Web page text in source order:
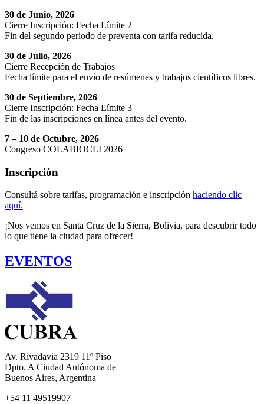
30 de Junio, 2026
Cierre Inscripción: Fecha Límite 2
Fin del segundo periodo de preventa con tarifa reducida.
30 de Julio, 2026
Cierre Recepción de Trabajos
Fecha límite para el envío de resúmenes y trabajos científicos libres.
30 de Septiembre, 2026
Cierre Inscripción: Fecha Límite 3
Fin de las inscripciones en línea antes del evento.
7 – 10 de Octubre, 2026
Congreso COLABIOCLI 2026
Inscripción
Consultá sobre tarifas, programación e inscripción haciendo clic
aquí.
¡Nos vemos en Santa Cruz de la Sierra, Bolivia, para descubrir todo
lo que tiene la ciudad para ofrecer!
EVENTOS
Av. Rivadavia 2319 11º Piso
Dpto. A Ciudad Autónoma de
Buenos Aires, Argentina
+54 11 49519907